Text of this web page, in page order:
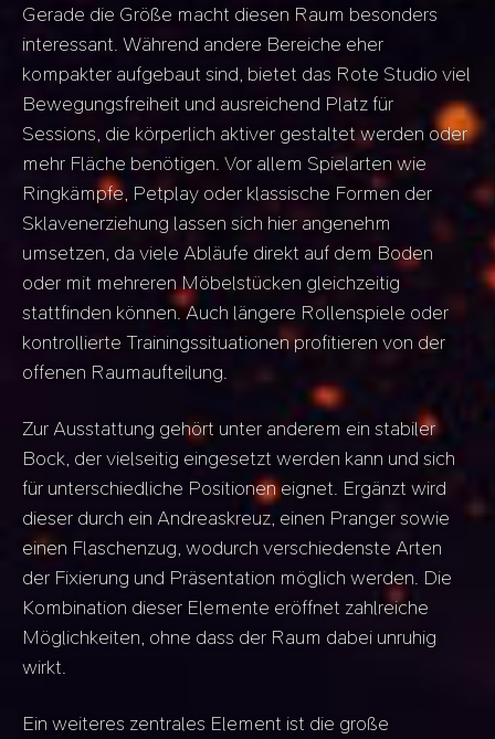
Gerade die Größe macht diesen Raum besonders
interessant. Während andere Bereiche eher
kompakter aufgebaut sind, bietet das Rote Studio viel
Bewegungsfreiheit und ausreichend Platz für
Sessions, die körperlich aktiver gestaltet werden oder
mehr Fläche benötigen. Vor allem Spielarten wie
Ringkämpfe, Petplay oder klassische Formen der
Sklavenerziehung lassen sich hier angenehm
umsetzen, da viele Abläufe direkt auf dem Boden
oder mit mehreren Möbelstücken gleichzeitig
stattfinden können. Auch längere Rollenspiele oder
kontrollierte Trainingssituationen profitieren von der
offenen Raumaufteilung.
Zur Ausstattung gehört unter anderem ein stabiler
Bock, der vielseitig eingesetzt werden kann und sich
für unterschiedliche Positionen eignet. Ergänzt wird
dieser durch ein Andreaskreuz, einen Pranger sowie
einen Flaschenzug, wodurch verschiedenste Arten
der Fixierung und Präsentation möglich werden. Die
Kombination dieser Elemente eröffnet zahlreiche
Möglichkeiten, ohne dass der Raum dabei unruhig
wirkt.
Ein weiteres zentrales Element ist die große